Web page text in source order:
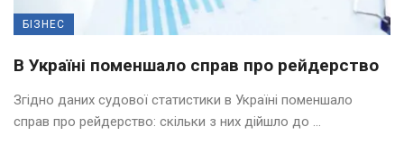
БІЗНЕС
В Україні поменшало справ про рейдерство
Згідно даних судової статистики в Україні поменшало
справ про рейдерство: скільки з них дійшло до ...